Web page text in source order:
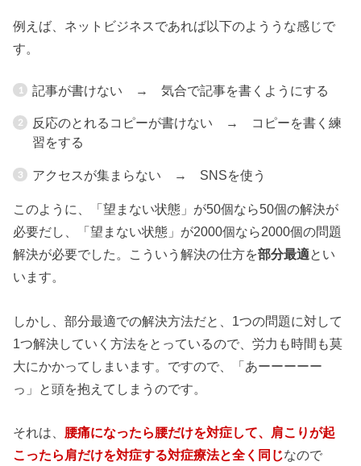
例えば、ネットビジネスであれば以下のよううな感じで
す。
記事が書けない → 気合で記事を書くようにする
反応のとれるコピーが書けない → コピーを書く練
習をする
アクセスが集まらない → SNSを使う
このように、「望まない状態」が50個なら50個の解決が
必要だし、「望まない状態」が2000個なら2000個の問題
解決が必要でした。こういう解決の仕方を部分最適とい
います。
しかし、部分最適での解決方法だと、1つの問題に対して
1つ解決していく方法をとっているので、労力も時間も莫
大にかかってしまいます。ですので、「あーーーーー
っ」と頭を抱えてしまうのです。
それは、 腰痛になったら腰だけを対症して、肩こりが起
こったら肩だけを対症する対症療法と全く同じなので